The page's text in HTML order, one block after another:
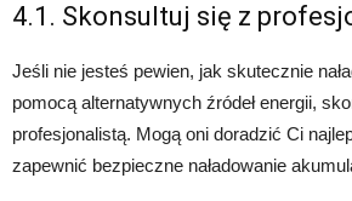
4.1. Skonsultuj się z
Jeśli nie jesteś pewien, jak skutecznie
pomocą alternatywnych źródeł energii,
profesjonalistą. Mogą oni doradzić Ci
zapewnić bezpieczne naładowanie